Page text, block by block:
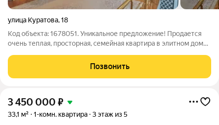
улица Куратова,18
Код объекта: 1678051. Уникальное предложение! Продается
очень теплая, просторная, семейная квартира в элитном доме,
площади. Отдельный вход в квартиру со двора дома! Свой
камин (выполнен из мрамора,
Позвонить
3 450 000 ₽
33,1 м² 1-комн. квартира 3 этаж из 5